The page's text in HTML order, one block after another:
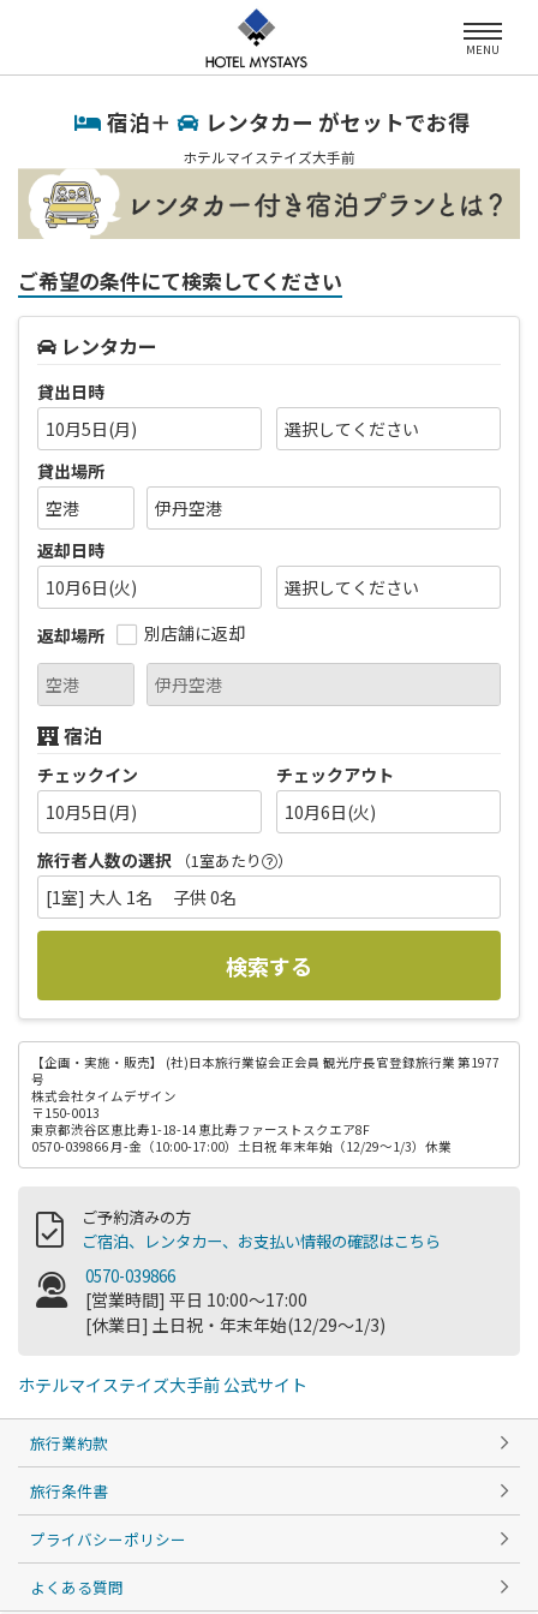
MENU
宿泊＋ レンタカー がセットでお得
ホテルマイステイズ大手前
ご希望の条件にて検索してください
レンタカー
貸出日時
10月5日(月)
貸出場所
返却日時
10月6日(火)
返却場所
別店舗に返却
宿泊
チェックイン
10月5日(月)
チェックアウト
10月6日(火)
旅行者人数の選択
（1室あたり ）
[1室] 大人 1名 子供 0名
検索する
【企画・実施・販売】
(社)日本旅行業協会正会員 観光庁長官登録旅行業 第1977
号
株式会社タイムデザイン
〒150-0013
東京都渋谷区恵比寿1-18-14 恵比寿ファーストスクエア8F
0570-039866 月-金（10:00-17:00）土日祝 年末年始（12/29～1/3）休業
ご予約済みの方
ご宿泊、レンタカー、お支払い情報の確認はこちら
0570-039866
[営業時間] 平日 10:00～17:00
[休業日] 土日祝・年末年始(12/29～1/3)
ホテルマイステイズ大手前 公式サイト
旅行業約款
旅行条件書
プライバシーポリシー
よくある質問